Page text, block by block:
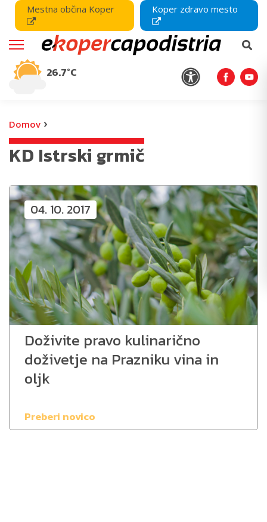
Mestna občina Koper Koper zdravo mesto
26.7°C
Domov ›
KD Istrski grmič
04. 10. 2017
Doživite pravo kulinarično
doživetje na Prazniku vina in
oljk
Preberi novico